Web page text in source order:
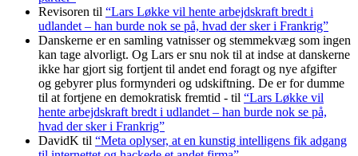
Revisoren til “Lars Løkke vil hente arbejdskraft bredt i
udlandet – han burde nok se på, hvad der sker i Frankrig”
Danskerne er en samling vatnisser og stemmekvæg som ingen
kan tage alvorligt. Og Lars er snu nok til at indse at danskerne
ikke har gjort sig fortjent til andet end foragt og nye afgifter
og gebyrer plus formynderi og udskiftning. De er for dumme
til at fortjene en demokratisk fremtid - til “Lars Løkke vil
hente arbejdskraft bredt i udlandet – han burde nok se på,
hvad der sker i Frankrig”
DavidK til “Meta oplyser, at en kunstig intelligens fik adgang